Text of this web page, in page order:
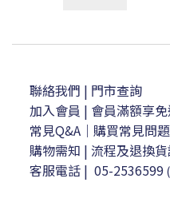
聯絡我們 | 門市查詢
加入會員 | 會員滿額享
常見Q&A｜購買常見問
購物需知 | 流程及退換
客服電話 | 05-2536599